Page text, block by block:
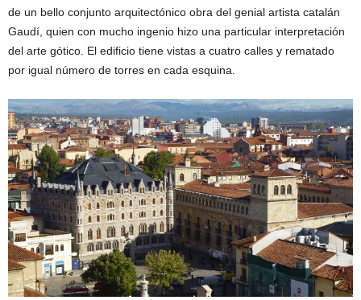
de un bello conjunto arquitectónico obra del genial artista catalán
Gaudí, quien con mucho ingenio hizo una particular interpretación
del arte gótico. El edificio tiene vistas a cuatro calles y rematado
por igual número de torres en cada esquina.